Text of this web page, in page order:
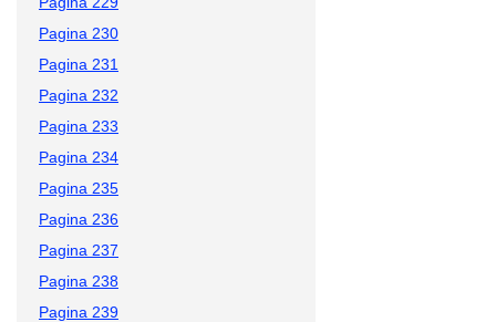
Pagina 230
Pagina 231
Pagina 232
Pagina 233
Pagina 234
Pagina 235
Pagina 236
Pagina 237
Pagina 238
Pagina 239